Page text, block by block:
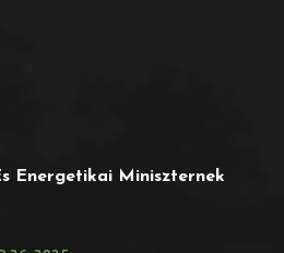
Energetikai Miniszternek